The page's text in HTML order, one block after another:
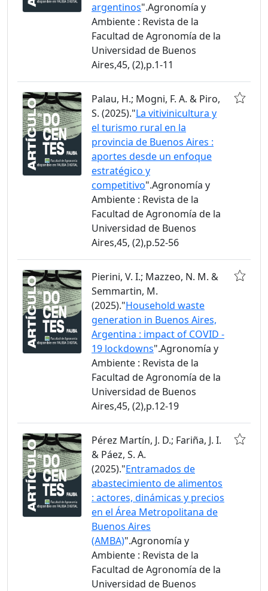
argentinos".Agronomía y
Ambiente : Revista de la
Facultad de Agronomía de la
Universidad de Buenos
Aires,45, (2),p.1-11
Palau, H.; Mogni, F. A. & Piro,
S. (2025)."La vitivinicultura y
el turismo rural en la
provincia de Buenos Aires :
aportes desde un enfoque
estratégico y
competitivo".Agronomía y
Ambiente : Revista de la
Facultad de Agronomía de la
Universidad de Buenos
Aires,45, (2),p.52-56
Pierini, V. I.; Mazzeo, N. M. &
Semmartin, M.
(2025)."Household waste
generation in Buenos Aires,
Argentina : impact of COVID -
19 lockdowns".Agronomía y
Ambiente : Revista de la
Facultad de Agronomía de la
Universidad de Buenos
Aires,45, (2),p.12-19
Pérez Martín, J. D.; Fariña, J. I.
& Páez, S. A.
(2025)."Entramados de
abastecimiento de alimentos
: actores, dinámicas y precios
en el Área Metropolitana de
Buenos Aires
(AMBA)".Agronomía y
Ambiente : Revista de la
Facultad de Agronomía de la
Universidad de Buenos